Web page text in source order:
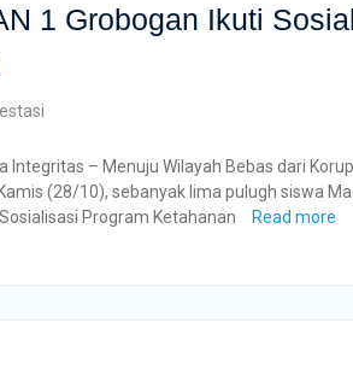
1 Grobogan Ikuti
– Menuju Wilayah Bebas dari
(28/10), sebanyak lima pulugh siswa
Program Ketahanan
Read more